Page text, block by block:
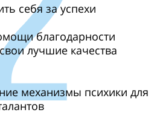
себя за успехи
благодарности
лучшие качества
механизмы психики для